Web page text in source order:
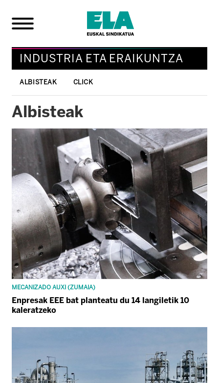
INDUSTRIA ETA ERAIKUNTZA
ALBISTEAK CLICK
Albisteak
MECANIZADO AUXI (ZUMAIA)
Enpresak EEE bat planteatu du 14 langiletik 10
kaleratzeko